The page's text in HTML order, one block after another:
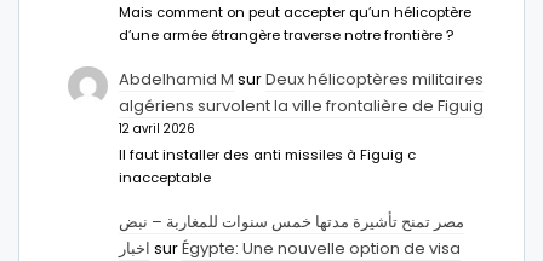
Mais comment on peut accepter qu’un hélicoptère
d’une armée étrangère traverse notre frontière ?
Abdelhamid M surDeux hélicoptères militaires
algériens survolent la ville frontalière de Figuig
12 avril 2026
Il faut installer des anti missiles à Figuig c
inacceptable
مصر تمنح تأشيرة مدتها خمس سنوات للمغاربة – نبض
اخبار surÉgypte: Une nouvelle option de visa